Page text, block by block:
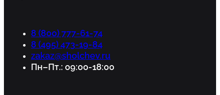
8 (800) 777-61-74
8 (495) 473-19-84
zakaz@sholchev.ru
Пн–Пт.: 09:00-18:00